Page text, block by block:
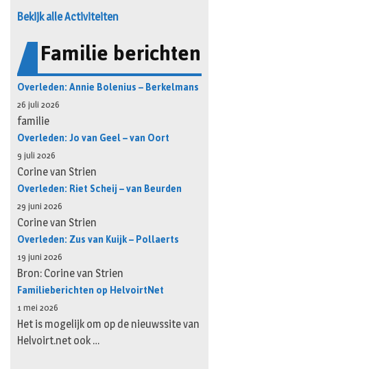
Bekijk alle Activiteiten
Familie berichten
Overleden: Annie Bolenius – Berkelmans
26 juli 2026
familie
Overleden: Jo van Geel – van Oort
9 juli 2026
Corine van Strien
Overleden: Riet Scheij – van Beurden
29 juni 2026
Corine van Strien
Overleden: Zus van Kuijk – Pollaerts
19 juni 2026
Bron: Corine van Strien
Familieberichten op HelvoirtNet
1 mei 2026
Het is mogelijk om op de nieuwssite van
Helvoirt.net ook …